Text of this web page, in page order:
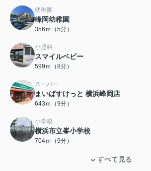
幼稚園
峰岡幼稚園
356ｍ（5分）
小児科
スマイルベビー
599ｍ（8分）
スーパー
まいばすけっと 横浜峰岡店
643ｍ（9分）
小学校
横浜市立峯小学校
704ｍ（9分）
すべて見る